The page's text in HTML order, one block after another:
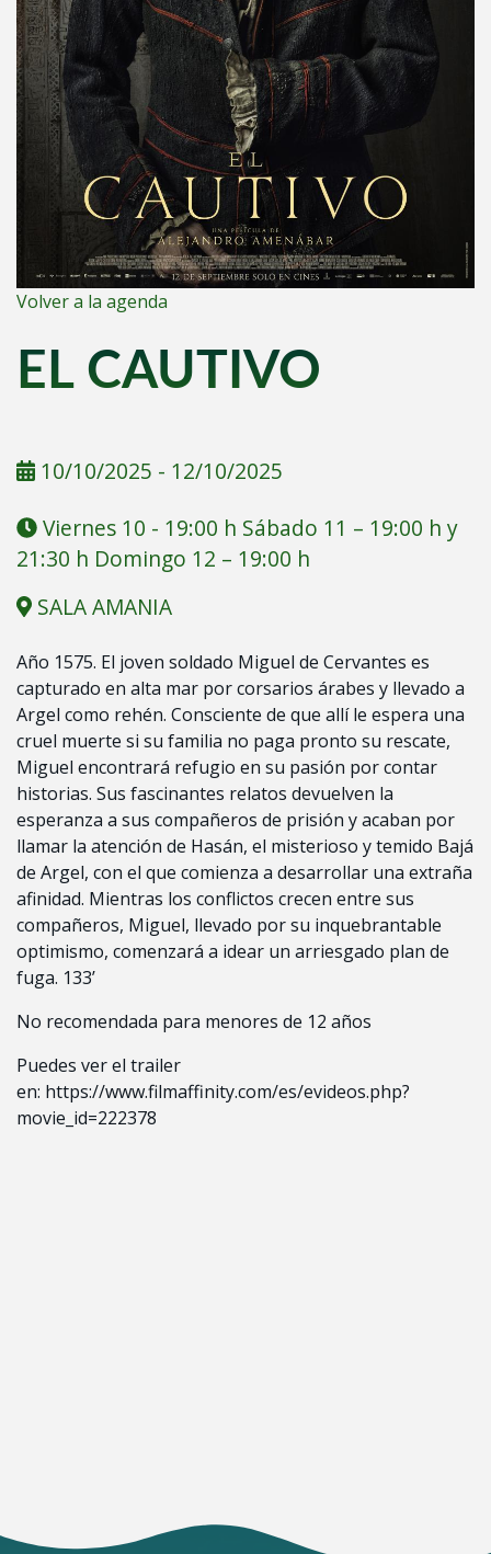
Volver a la agenda
EL CAUTIVO
10/10/2025 - 12/10/2025
Viernes 10 - 19:00 h Sábado 11 – 19:00 h y
21:30 h Domingo 12 – 19:00 h
SALA AMANIA
Año 1575. El joven soldado Miguel de Cervantes es
capturado en alta mar por corsarios árabes y llevado a
Argel como rehén. Consciente de que allí le espera una
cruel muerte si su familia no paga pronto su rescate,
Miguel encontrará refugio en su pasión por contar
historias. Sus fascinantes relatos devuelven la
esperanza a sus compañeros de prisión y acaban por
llamar la atención de Hasán, el misterioso y temido Bajá
de Argel, con el que comienza a desarrollar una extraña
afinidad. Mientras los conflictos crecen entre sus
compañeros, Miguel, llevado por su inquebrantable
optimismo, comenzará a idear un arriesgado plan de
fuga. 133’
No recomendada para menores de 12 años
Puedes ver el trailer
en: https://www.filmaffinity.com/es/evideos.php?
movie_id=222378